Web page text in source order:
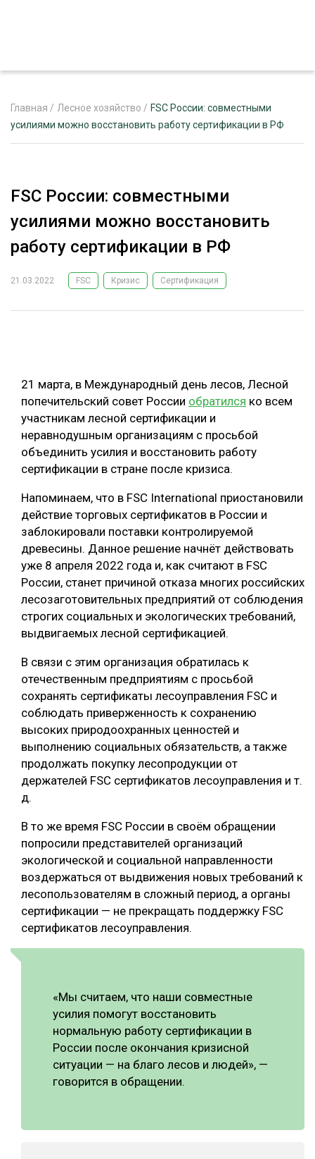
РЕКЛАМОДАТЕЛЯМ
ЛЕСНОЕ ХОЗЯЙСТВО
ЛЕСОЗАГОТОВКА
БИОЭНЕРГЕТИКА
ЛЕСОВОССТАНОВЛЕНИЕ И ЗАЩИТА
ЛОГИСТИКА
ПРОИЗВОДСТВО ДРЕВЕСНЫХ ПЛИТ
КОМПЛЕКСНАЯ ПЕРЕРАБОТКА
ЛЕСОПИЛЕНИЕ
ДЕРЕВЯННОЕ ДОМОСТРОЕНИЕ
БЕЗОПАСНОЕ ПРОИЗВОДСТВО
СОРТИРОВКА ДРЕВЕСИНЫ
МЕБЕЛЬНОЕ ПРОИЗВОДСТВО
ТЕМАТИЧЕСКИЕ ПРОЕКТЫ
ПОДБОРКИ СТАТЕЙ
ЭКСПЕРТНОЕ МНЕНИЕ
Главная / Лесное хозяйство / FSC России: совместными
усилиями можно восстановить работу сертификации в РФ
FSC России: совместными
усилиями можно восстановить
работу сертификации в РФ
21.03.2022 FSC Кризис Сертификация
21 марта, в Международный день лесов, Лесной
попечительский совет России обратился ко всем
участникам лесной сертификации и
неравнодушным организациям с просьбой
объединить усилия и восстановить работу
сертификации в стране после кризиса.
Напоминаем, что в FSC International приостановили
действие торговых сертификатов в России и
заблокировали поставки контролируемой
древесины. Данное решение начнёт действовать
уже 8 апреля 2022 года и, как считают в FSC
России, станет причиной отказа многих российских
лесозаготовительных предприятий от соблюдения
строгих социальных и экологических требований,
выдвигаемых лесной сертификацией.
В связи с этим организация обратилась к
отечественным предприятиям с просьбой
сохранять сертификаты лесоуправления FSC и
соблюдать приверженность к сохранению
высоких природоохранных ценностей и
выполнению социальных обязательств, а также
продолжать покупку лесопродукции от
держателей FSC сертификатов лесоуправления и т.
д.
В то же время FSC России в своём обращении
попросили представителей организаций
экологической и социальной направленности
воздержаться от выдвижения новых требований к
лесопользователям в сложный период, а органы
сертификации — не прекращать поддержку FSC
сертификатов лесоуправления.
«Мы считаем, что наши совместные
усилия помогут восстановить
нормальную работу сертификации в
России после окончания кризисной
ситуации — на благо лесов и людей», —
говорится в обращении.